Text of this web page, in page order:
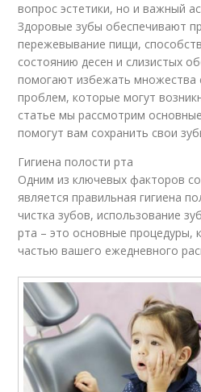
вопрос эстетики, но и важный
Здоровые зубы обеспечивают
пережевывание пищи,
состоянию десен и слизистых
помогают избежать множества
проблем, которые могут
статье мы рассмотрим
помогут вам сохранить свои
Гигиена полости рта
Одним из ключевых факторов
является правильная гигиена
чистка зубов, использование
рта – это основные процедуры,
частью вашего ежедневного